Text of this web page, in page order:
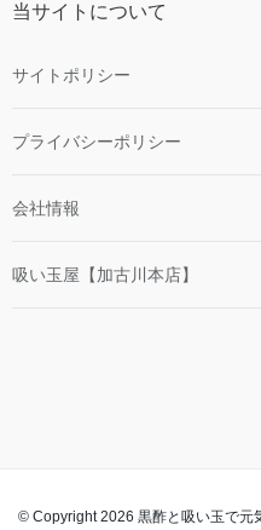
当サイトについて
サイトポリシー
プライバシーポリシー
会社情報
吸い玉屋【加古川本店】
© Copyright 2026 黒酢と吸い玉で元